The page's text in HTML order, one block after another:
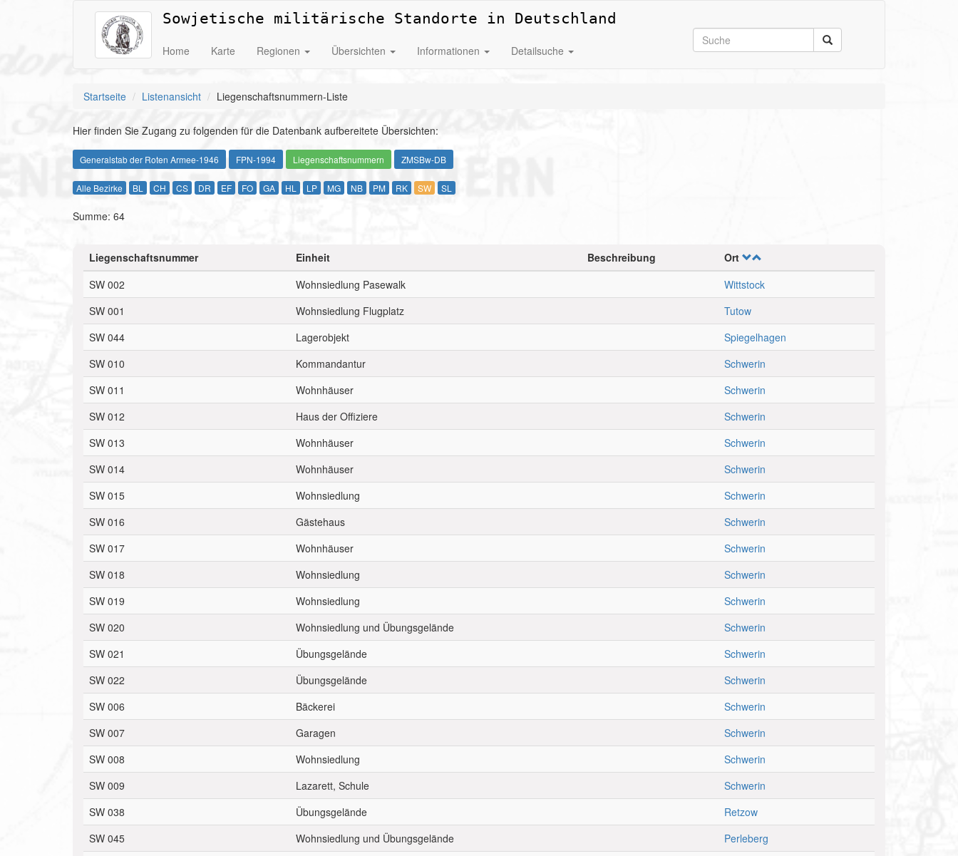
Sowjetische militärische Standorte in Deutschland
Home Karte Regionen Übersichten Informationen Detailsuche
Startseite Listenansicht Liegenschaftsnummern-Liste
Hier finden Sie Zugang zu folgenden für die Datenbank aufbereitete Übersichten:
Generalstab der Roten Armee-1946 FPN-1994 Liegenschaftsnummern ZMSBw-DB
Alle Bezirke BL CH CS DR EF FO GA HL LP MG NB PM RK SW SL
Summe: 64
Liegenschaftsnummer Einheit Beschreibung
Ort
SW 002
Wohnsiedlung Pasewalk
Wittstock
SW 001
Wohnsiedlung Flugplatz
Tutow
SW 044
Lagerobjekt
Spiegelhagen
SW 010
Kommandantur
Schwerin
SW 011
Wohnhäuser
Schwerin
SW 012
Haus der Offiziere
Schwerin
SW 013
Wohnhäuser
Schwerin
SW 014
Wohnhäuser
Schwerin
SW 015
Wohnsiedlung
Schwerin
SW 016
Gästehaus
Schwerin
SW 017
Wohnhäuser
Schwerin
SW 018
Wohnsiedlung
Schwerin
SW 019
Wohnsiedlung
Schwerin
SW 020
Wohnsiedlung und Übungsgelände
Schwerin
SW 021
Übungsgelände
Schwerin
SW 022
Übungsgelände
Schwerin
SW 006
Bäckerei
Schwerin
SW 007
Garagen
Schwerin
SW 008
Wohnsiedlung
Schwerin
SW 009
Lazarett, Schule
Schwerin
SW 038
Übungsgelände
Retzow
SW 045
Wohnsiedlung und Übungsgelände
Perleberg